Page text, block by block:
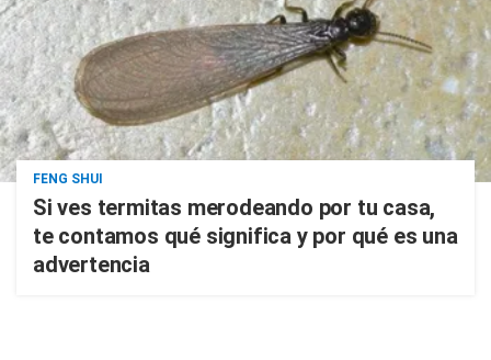
FENG SHUI
Si ves termitas merodeando por tu casa,
te contamos qué significa y por qué es una
advertencia